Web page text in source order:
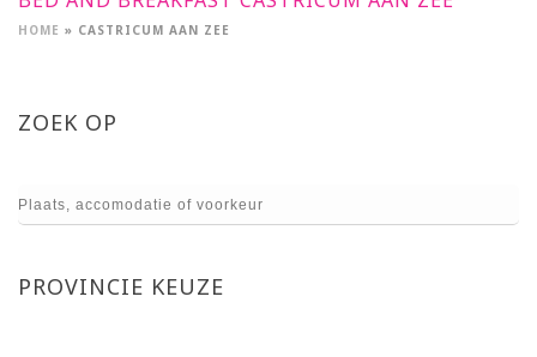
HOME » CASTRICUM AAN ZEE
ZOEK OP
PROVINCIE KEUZE